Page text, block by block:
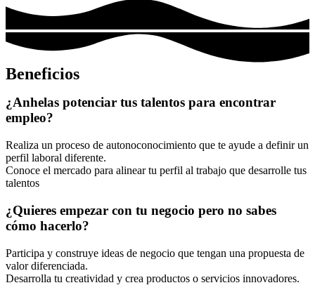
Beneficios
¿Anhelas potenciar tus talentos para encontrar
empleo?
Realiza un proceso de autonoconocimiento que te ayude a definir un
perfil laboral diferente.
Conoce el mercado para alinear tu perfil al trabajo que desarrolle tus
talentos
¿Quieres empezar con tu negocio pero no sabes
cómo hacerlo?
Participa y construye ideas de negocio que tengan una propuesta de
valor diferenciada.
Desarrolla tu creatividad y crea productos o servicios innovadores.